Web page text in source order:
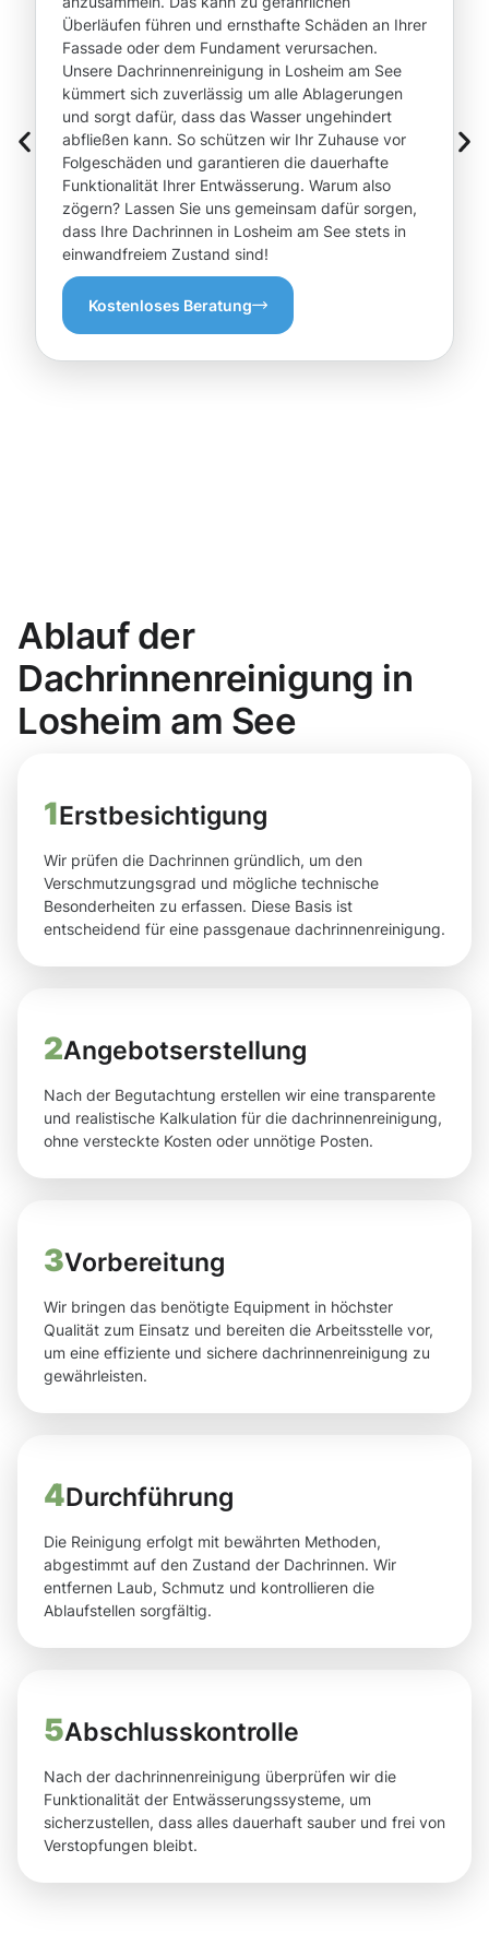
Überläufen führen und ernsthafte Schäden an Ihrer
Fassade oder dem Fundament verursachen.
Unsere Dachrinnenreinigung in Losheim am See
kümmert sich zuverlässig um alle Ablagerungen
und sorgt dafür, dass das Wasser ungehindert
abfließen kann. So schützen wir Ihr Zuhause vor
Folgeschäden und garantieren die dauerhafte
Funktionalität Ihrer Entwässerung. Warum also
zögern? Lassen Sie uns gemeinsam dafür sorgen,
dass Ihre Dachrinnen in Losheim am See stets in
einwandfreiem Zustand sind!
Kostenloses Beratung
Ablauf der
Dachrinnenreinigung in
Losheim am See
1Erstbesichtigung
Wir prüfen die Dachrinnen gründlich, um den
Verschmutzungsgrad und mögliche technische
Besonderheiten zu erfassen. Diese Basis ist
entscheidend für eine passgenaue dachrinnenreinigung.
2Angebotserstellung
Nach der Begutachtung erstellen wir eine transparente
und realistische Kalkulation für die dachrinnenreinigung,
ohne versteckte Kosten oder unnötige Posten.
3Vorbereitung
Wir bringen das benötigte Equipment in höchster
Qualität zum Einsatz und bereiten die Arbeitsstelle vor,
um eine effiziente und sichere dachrinnenreinigung zu
gewährleisten.
4Durchführung
Die Reinigung erfolgt mit bewährten Methoden,
abgestimmt auf den Zustand der Dachrinnen. Wir
entfernen Laub, Schmutz und kontrollieren die
Ablaufstellen sorgfältig.
5Abschlusskontrolle
Nach der dachrinnenreinigung überprüfen wir die
Funktionalität der Entwässerungssysteme, um
sicherzustellen, dass alles dauerhaft sauber und frei von
Verstopfungen bleibt.